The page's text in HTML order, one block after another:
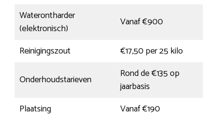
Waterontharder
(elektronisch)
Vanaf €900
Reinigingszout
€17,50 per 25 kilo
Onderhoudstarieven
Rond de €135 op
jaarbasis
Plaatsing
Vanaf €190